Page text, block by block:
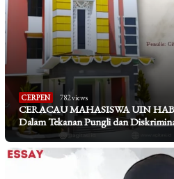
CERPEN 782 views
CERACAU MAHASISWA UIN HAB
Dalam Tekanan Pungli dan